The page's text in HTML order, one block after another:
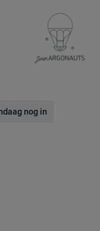
nog in